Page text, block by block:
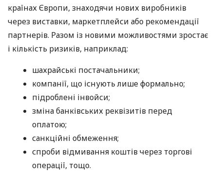
країнах Європи, знаходячи нових виробників
через виставки, маркетплейси або рекомендації
партнерів. Разом із новими можливостями зростає
і кількість ризиків, наприклад:
шахрайські постачальники;
компанії, що існують лише формально;
підроблені інвойси;
зміна банківських реквізитів перед
оплатою;
санкційні обмеження;
спроби відмивання коштів через торгові
операції, тощо.